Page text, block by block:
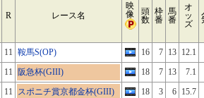
R レース名
映
像
頭
数
枠
番
馬
番
オ
ッ
ズ
11 鞍馬S(OP) 16 7 13 12.1
11 阪急杯(GIII) 18 7 13
7.1
11 スポニチ賞京都金杯(GIII) 18 3 6 15.7